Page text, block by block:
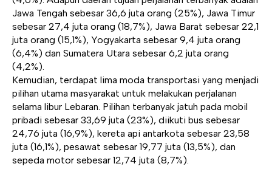
Jawa Tengah sebesar 36,6 juta orang (25%), Jawa Timur
sebesar 27,4 juta orang (18,7%), Jawa Barat sebesar 22,1
juta orang (15,1%), Yogyakarta sebesar 9,4 juta orang
(6,4%) dan Sumatera Utara sebesar 6,2 juta orang
(4,2%).
Kemudian, terdapat lima moda transportasi yang menjadi
pilihan utama masyarakat untuk melakukan perjalanan
selama libur Lebaran. Pilihan terbanyak jatuh pada mobil
pribadi sebesar 33,69 juta (23%), diikuti bus sebesar
24,76 juta (16,9%), kereta api antarkota sebesar 23,58
juta (16,1%), pesawat sebesar 19,77 juta (13,5%), dan
sepeda motor sebesar 12,74 juta (8,7%).